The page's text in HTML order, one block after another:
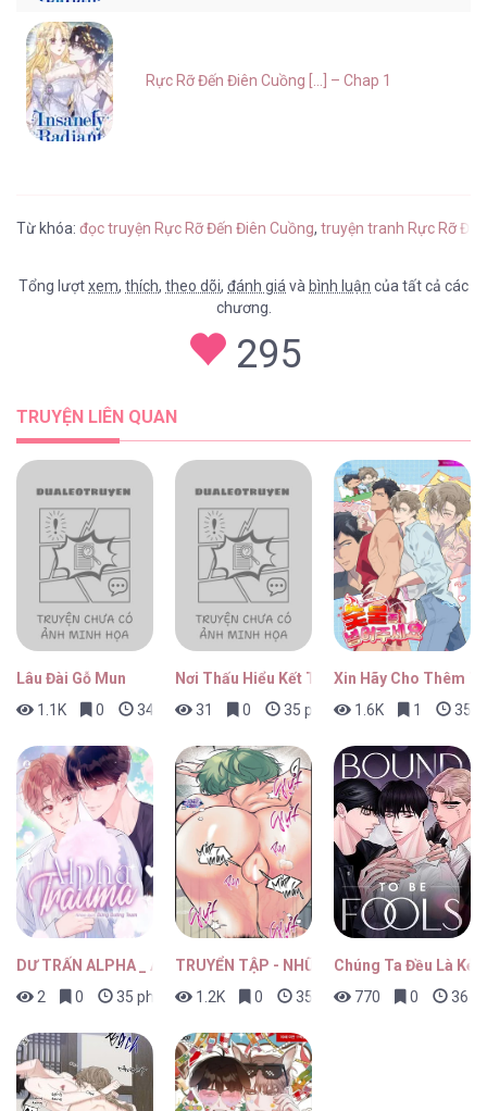
Rực Rỡ Đến Điên Cuồng [...] – Chap 1
Từ khóa: đọc truyện Rực Rỡ Đến Điên Cuồng, truyện tranh Rực Rỡ
Tổng lượtxem, thích, theo dõi, đánh giá và bình luận của tất cả các
chương.
295
TRUYỆN LIÊN QUAN
Lâu Đài Gỗ Mun
1.1K
0 34 phút trước
Nơi Thấu Hiểu Kết Thúc
31
0 35 phút trước
Xin Hãy Cho Thêm
1.6K
1 35
DƯ TRẤN ALPHA _ ALPHA TRAUMA
2
0 35 phút trước
TRUYỂN TẬP - NHỮNG CON KU NÚNG NÍNH
1.2K
0 35 phút trước
Chúng Ta Đều Là Kẻ
770
0 36